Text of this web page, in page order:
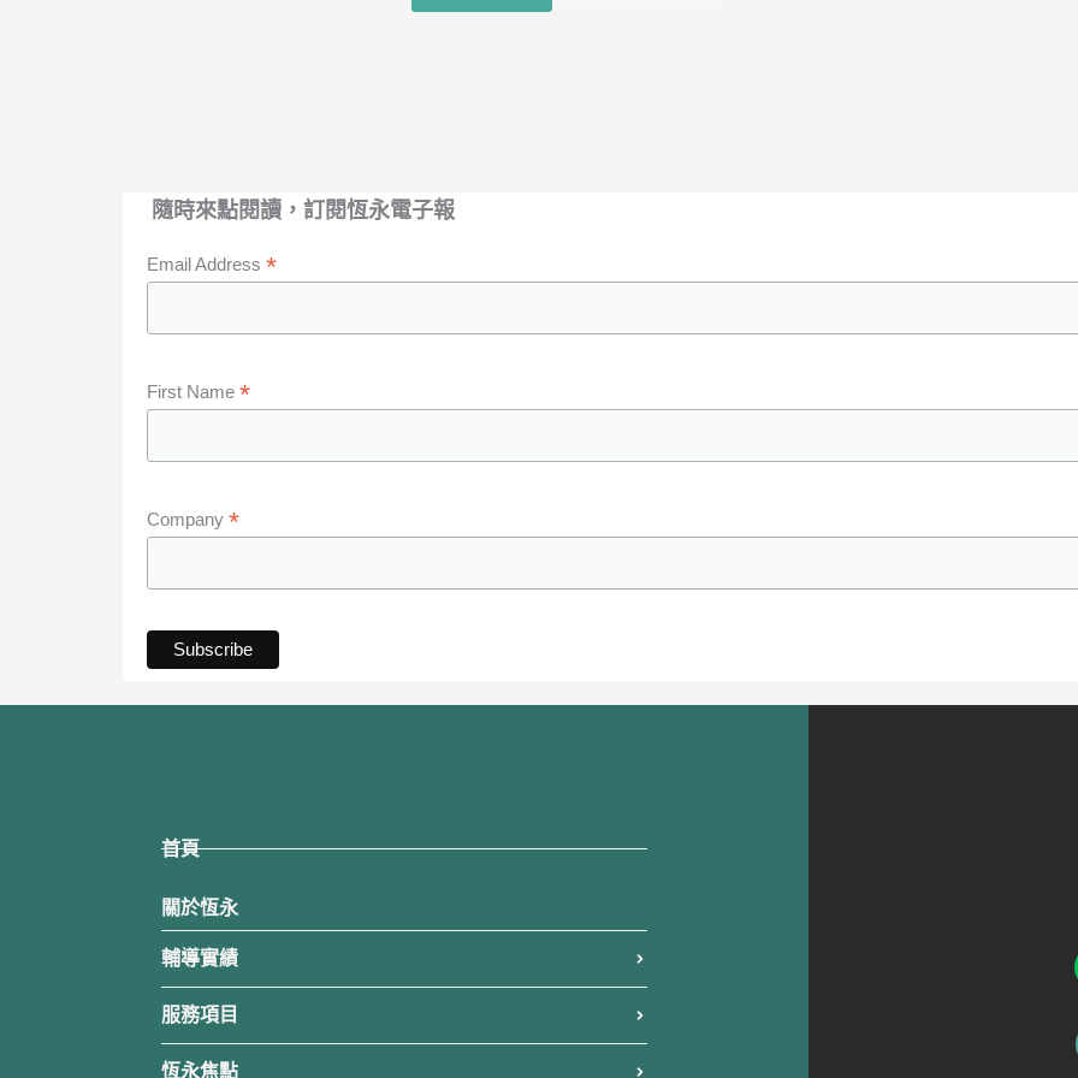
隨時來點閱讀，訂閱恆永電子報
Email Address *
First Name *
Company *
首頁
關於恆永
輔導實績
服務項目
恆永焦點